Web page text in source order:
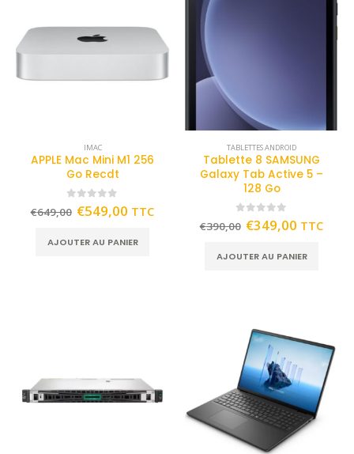
IMAC
APPLE Mac Mini M1 256
Go Recdt
out of 5
€649,00 €549,00 TTC
AJOUTER AU PANIER
TABLETTES ANDROID
Tablette 8 SAMSUNG
Galaxy Tab Active 5 –
128 Go
out of 5
€390,00 €349,00 TTC
AJOUTER AU PANIER